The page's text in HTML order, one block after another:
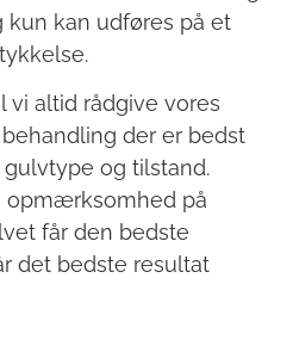
kan udføres på et
vi altid rådgive vores
der er bedst
og tilstand.
opmærksomhed på
får den bedste
det bedste resultat